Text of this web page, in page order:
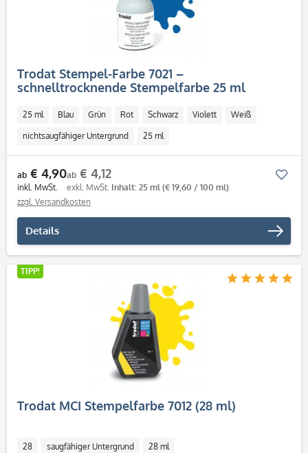
Trodat Stempel-Farbe 7021 –
schnelltrocknende Stempelfarbe 25 ml
25 ml Blau Grün Rot Schwarz Violett Weiß
nichtsaugfähiger Untergrund 25 ml
ab € 4,90
inkl. MwSt.
ab € 4,12
exkl. MwSt. Inhalt: 25 ml (€ 19,60 / 100 ml)
zzgl. Versandkosten
Details
TIPP!
Trodat MCI Stempelfarbe 7012 (28 ml)
28 saugfähiger Untergrund 28 ml